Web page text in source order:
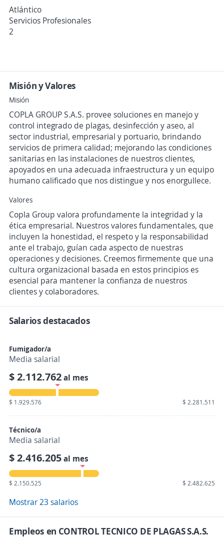
Atlántico
Servicios Profesionales
2
Misión y Valores
Misión
COPLA GROUP S.A.S. provee soluciones en manejo y
control integrado de plagas, desinfección y aseo, al
sector industrial, empresarial y portuario, brindando
servicios de primera calidad; mejorando las condiciones
sanitarias en las instalaciones de nuestros clientes,
apoyados en una adecuada infraestructura y un equipo
humano calificado que nos distingue y nos enorgullece.
Valores
Copla Group valora profundamente la integridad y la
ética empresarial. Nuestros valores fundamentales, que
incluyen la honestidad, el respeto y la responsabilidad
ante el trabajo, guían cada aspecto de nuestras
operaciones y decisiones. Creemos firmemente que una
cultura organizacional basada en estos principios es
esencial para mantener la confianza de nuestros
clientes y colaboradores.
Salarios destacados
Fumigador/a
Media salarial
$ 2.112.762al mes
$ 1.929.576 $ 2.281.511
Técnico/a
Media salarial
$ 2.416.205al mes
$ 2.150.525 $ 2.482.625
Mostrar 23 salarios
Empleos en CONTROL TECNICO DE PLAGAS S.A.S.